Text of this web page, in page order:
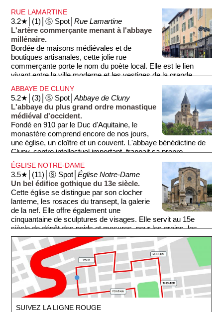
RUE LAMARTINE
3.2★│(1)│Ⓢ Spot│Rue Lamartine
L'artère commerçante menant à l'abbaye
millénaire.
Bordée de maisons médiévales et de
boutiques artisanales, cette jolie rue
commerçante porte le nom du poète local. Elle est le lien
vivant entre la ville moderne et les vestiges de la grande
ABBAYE DE CLUNY
5.2★│(3)│Ⓢ Spot│Abbaye de Cluny
L'abbaye du plus grand ordre monastique
médiéval d'occident.
Fondé en 910 par le Duc d'Aquitaine, le
monastère comprend encore de nos jours,
une église, un cloître et un couvent. L'abbaye bénédictine de
Cluny, centre intellectuel important, frappait sa propre
monnaie et hébergeait une école et une bibliothèque.
ÉGLISE NOTRE-DAME
3.5★│(11)│Ⓢ Spot│Église Notre-Dame
Un bel édifice gothique du 13e siècle.
Cette église se distingue par son clocher
lanterne, les rosaces du transept, la galerie
de la nef. Elle offre également une
cinquantaine de sculptures de visages. Elle servit au 15e
siècle de dépôt des poids et mesures, pour les grains, les
farines, ou même des tuiles.
SUIVEZ LA LIGNE ROUGE